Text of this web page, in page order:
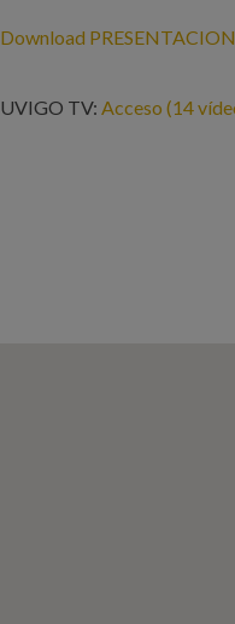
Download
UVIGO TV: Acceso (14